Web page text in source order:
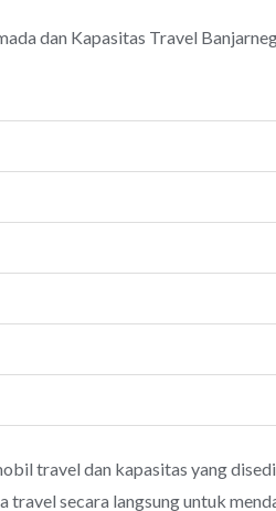
dan Kapasitas Travel
travel dan kapasitas yang
travel secara langsung untuk